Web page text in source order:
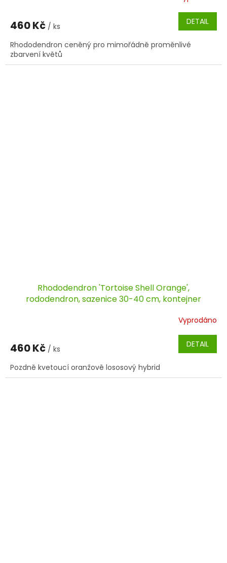
460 Kč / ks DETAIL
Rhododendron ceněný pro mimořádně proměnlivé
zbarvení květů
Rhododendron 'Tortoise Shell Orange',
rododendron, sazenice 30-40 cm, kontejner
Vyprodáno
460 Kč / ks DETAIL
Pozdně kvetoucí oranžově lososový hybrid